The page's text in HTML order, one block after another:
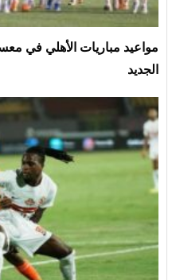
مواعيد مباريات الأهلي في
الجديد